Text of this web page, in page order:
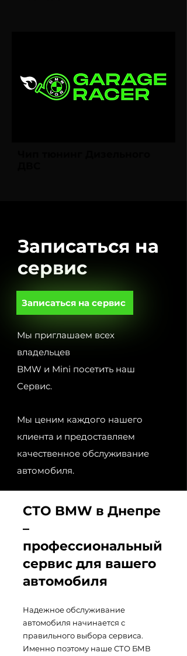
Записаться на
сервис
Записаться на сервис
Мы приглашаем всех
владельцев
BMW и Mini посетить наш
Сервис.
Мы ценим каждого нашего
клиента и предоставляем
качественное обслуживание
автомобиля.
СТО BMW в Днепре
–
профессиональный
сервис для вашего
автомобиля
Надежное обслуживание
автомобиля начинается с
правильного выбора сервиса.
Именно поэтому наше СТО БМВ